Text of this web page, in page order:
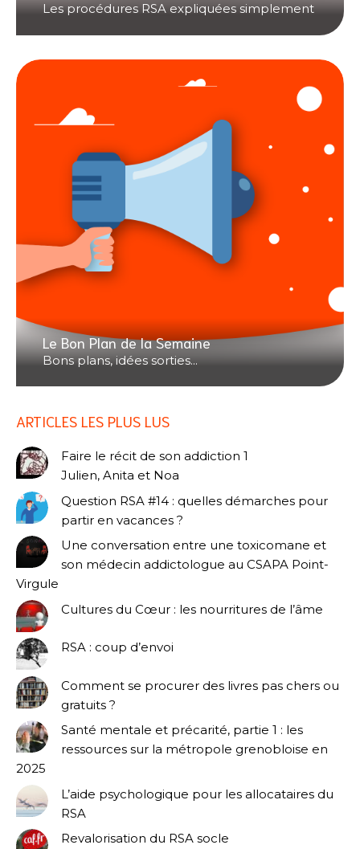
Les procédures RSA expliquées simplement
Le Bon Plan de la Semaine
Bons plans, idées sorties...
ARTICLES LES PLUS LUS
Faire le récit de son addiction 1
Julien, Anita et Noa
Question RSA #14 : quelles démarches pour
partir en vacances ?
Une conversation entre une toxicomane et
son médecin addictologue au CSAPA Point-
Virgule
Cultures du Cœur : les nourritures de l’âme
RSA : coup d’envoi
Comment se procurer des livres pas chers ou
gratuits ?
Santé mentale et précarité, partie 1 : les
ressources sur la métropole grenobloise en
2025
L’aide psychologique pour les allocataires du
RSA
Revalorisation du RSA socle